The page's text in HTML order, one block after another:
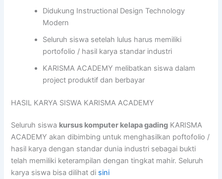
Didukung Instructional Design Technology
Modern
Seluruh siswa setelah lulus harus memiliki
portofolio / hasil karya standar industri
KARISMA ACADEMY melibatkan siswa dalam
project produktif dan berbayar
HASIL KARYA SISWA KARISMA ACADEMY
Seluruh siswa kursus komputer kelapa gading KARISMA
ACADEMY akan dibimbing untuk menghasilkan poftofolio /
hasil karya dengan standar dunia industri sebagai bukti
telah memiliki keterampilan dengan tingkat mahir. Seluruh
karya siswa bisa dilihat di sini